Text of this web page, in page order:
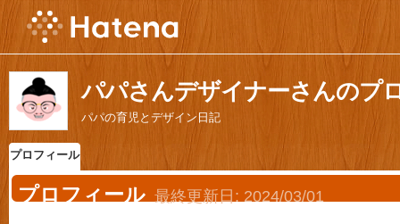
パパさんデザイナーさんのプ
パパの育児とデザイン日記
プロフィール
プロフィール 最終更新日: 2024/03/01